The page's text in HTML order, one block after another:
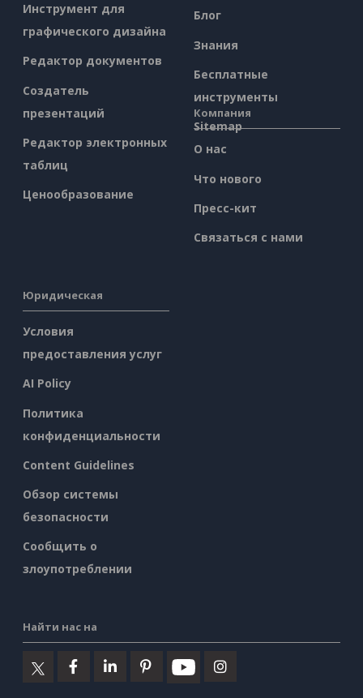
Инструмент для
графического дизайна
Редактор документов
Создатель
презентаций
Редактор электронных
таблиц
Ценообразование
Блог
Знания
Бесплатные
инструменты
Sitemap
Компания
О нас
Что нового
Пресс-кит
Связаться с нами
Юридическая
Условия
предоставления услуг
AI Policy
Политика
конфиденциальности
Content Guidelines
Обзор системы
безопасности
Сообщить о
злоупотреблении
Найти нас на